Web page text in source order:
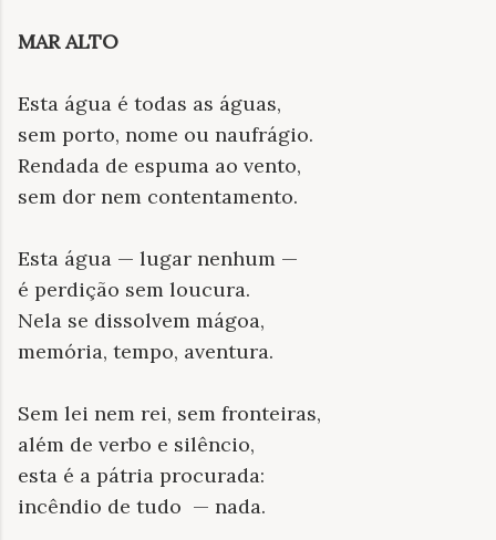
MAR ALTO
Esta água é todas as águas,
sem porto, nome ou naufrágio.
Rendada de espuma ao vento,
sem dor nem contentamento.
Esta água — lugar nenhum —
é perdição sem loucura.
Nela se dissolvem mágoa,
memória, tempo, aventura.
Sem lei nem rei, sem fronteiras,
além de verbo e silêncio,
esta é a pátria procurada:
incêndio de tudo — nada.